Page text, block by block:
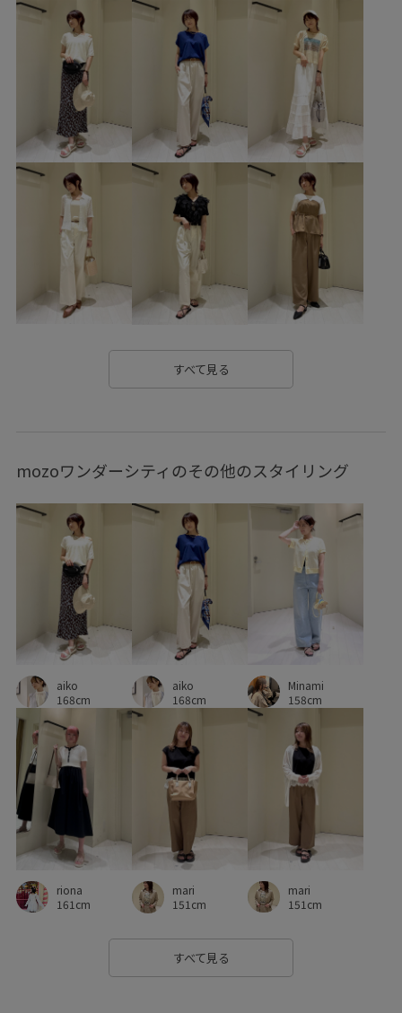
ショルダーバッグ ローファー
GDH16140 GDV16070 GIA16220
GIX16020 1枚でも着れる 26SSceremony
26SSRP_HARUTA 26SSRPお仕事ブラウス
26SS_クリアツイル 26SSクリアツイル
2BUY10%OFF対象商品 RP26SS RP26SSceremony
RP26SSceremony_pick RP26SS_goods
RPspecialprice_pick RP体型カバー set_up対象商品
Wbottoms_pickup Wshoes_pickup
きれいに見える
しっかりフィット ふんわり
オフィスカジュアル オンにもオフにも カジュアル
クーポン対象商品 サイズ調整 サステナブル シボ感
シャツ シンプル ジャケット
スタイルアップ スッキリ
ストレッチ性 セットアップ タックイン
ダウン ツイル生地 デニムに合わせる トレンド感
ニュアンスカラー ハイウエスト パンプス ビジネス
フェミニン フォーマル フォーマルシーン
フレアスカート ブラウス ベルト
ベーシック ベーシックカラー
ポリウレタン ポリエステル メリハリ
ラインがきれい ロングスカート ワイドシルエット
ワイドパンツ ワンピース 万能アイテム 上品
優しい印象 光沢感 入園式
取り外し可能 合わせやすい
すべて見る
mozoワンダーシティのその他のスタイリング
aiko
168cm
aiko
168cm
Minami
158cm
riona
161cm
mari
151cm
mari
151cm
すべて見る